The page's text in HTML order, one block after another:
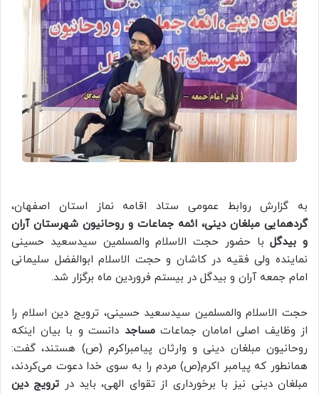
به گزارش روابط عمومی ستاد اقامه نماز استان اصفهان،
گردهمایی مبلغان دینی، ائمه جماعات و روحانیون شهرستان آران
و بیدگلبا حضور حجت الاسلام والمسلمین سیدسعید حسینی
نماینده ولی فقیه در کاشان و حجت الاسلام ابوالفضل سلیمانی
امام جمعه آران و بیدگل در بیستم فروردین ماه برگزار شد.
حجت الاسلام والمسلمین سیدسعید حسینی، ترویج دین اسلام را
از وظایف اصلی امامان جماعات مساجد دانست و با بیان اینکه
روحانیون مبلغان دینی و وارثان پیامبراکرم (ص) هستند، گفت:
همانطور که پیامبر اکرم(ص) مردم را به سوی خدا دعوت می‌کردند،
مبلغان دینی نیز با برخورداری از تقوای الهی، باید در ترویج دین